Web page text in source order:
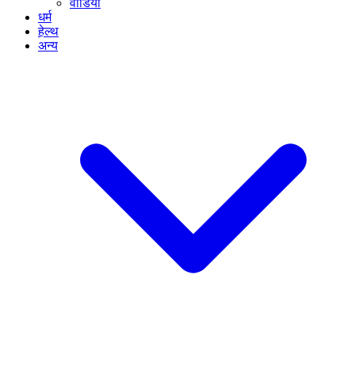
वीडियो
धर्म
हेल्थ
अन्य